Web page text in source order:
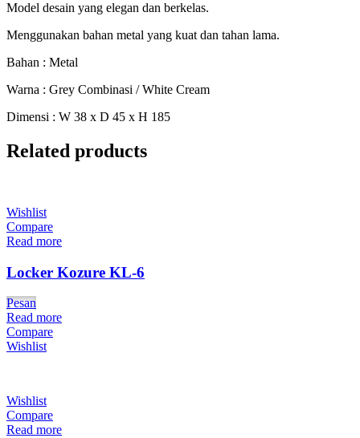
Model desain yang elegan dan berkelas.
Menggunakan bahan metal yang kuat dan tahan lama.
Bahan : Metal
Warna : Grey Combinasi / White Cream
Dimensi : W 38 x D 45 x H 185
Related products
Wishlist
Compare
Read more
Locker Kozure KL-6
Pesan
Read more
Compare
Wishlist
Wishlist
Compare
Read more